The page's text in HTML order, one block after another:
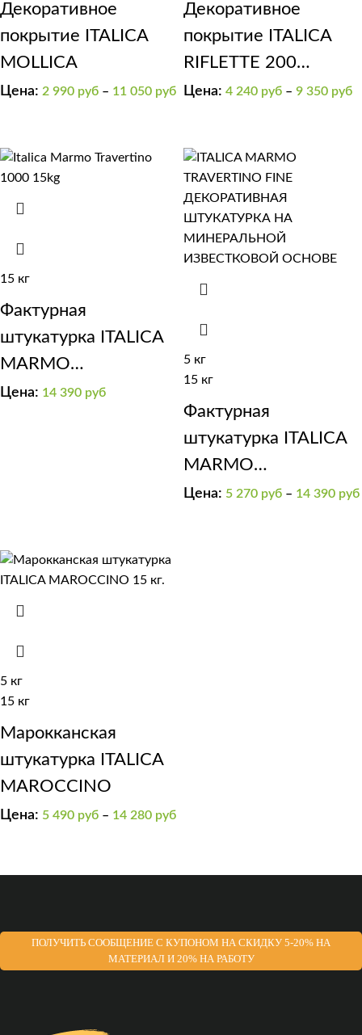
Декоративное
покрытие ITALICA
MOLLICA
Цена: 2 990 руб – 11 050 руб
Декоративное
покрытие ITALICA
RIFLETTE 200
мерцающий бисер
Цена: 4 240 руб – 9 350 руб
15 кг
Фактурная
штукатурка ITALICA
MARMO
TRAVERTINO 1000
Цена: 14 390 руб
5 кг
15 кг
Фактурная
штукатурка ITALICA
MARMO
TRAVERTINO FINE
Цена: 5 270 руб – 14 390 руб
5 кг
15 кг
Марокканская
штукатурка ITALICA
MAROCCINO
Цена: 5 490 руб – 14 280 руб
ПОЛУЧИТЬ СООБЩЕНИЕ С КУПОНОМ НА СКИДКУ 5-20% НА
МАТЕРИАЛ И 20% НА РАБОТУ